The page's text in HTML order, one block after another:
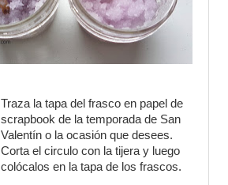
Traza la tapa del frasco en papel de
scrapbook de la temporada de San
Valentín o la ocasión que desees.
Corta el circulo con la tijera y luego
colócalos en la tapa de los frascos.